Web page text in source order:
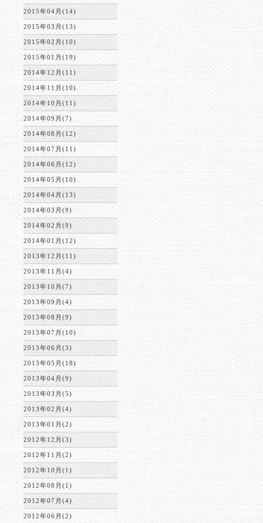
2015年04月(14)
2015年03月(13)
2015年02月(10)
2015年01月(19)
2014年12月(11)
2014年11月(10)
2014年10月(11)
2014年09月(7)
2014年08月(12)
2014年07月(11)
2014年06月(12)
2014年05月(10)
2014年04月(13)
2014年03月(9)
2014年02月(9)
2014年01月(12)
2013年12月(11)
2013年11月(4)
2013年10月(7)
2013年09月(4)
2013年08月(9)
2013年07月(10)
2013年06月(3)
2013年05月(18)
2013年04月(9)
2013年03月(5)
2013年02月(4)
2013年01月(2)
2012年12月(3)
2012年11月(2)
2012年10月(1)
2012年08月(1)
2012年07月(4)
2012年06月(2)